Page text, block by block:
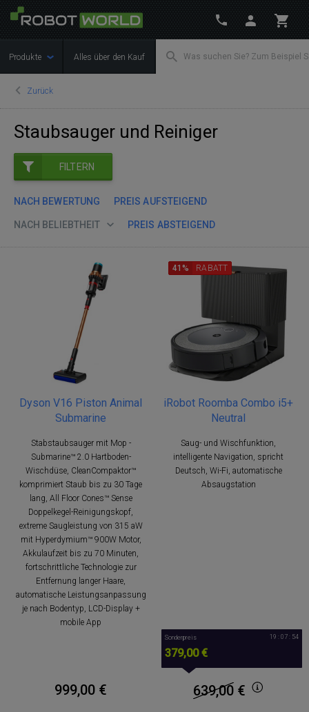
Produkte Alles über den Kauf
Zurück
Staubsauger und Reiniger
FILTERN
NACH BEWERTUNG PREIS AUFSTEIGEND
NACH BELIEBTHEIT PREIS ABSTEIGEND
Dyson V16 Piston Animal
Submarine
Stabstaubsauger mit Mop -
Submarine™ 2.0 Hartboden-
Wischdüse, CleanCompaktor™
komprimiert Staub bis zu 30 Tage
lang, All Floor Cones™ Sense
Doppelkegel-Reinigungskopf,
extreme Saugleistung von 315 aW
mit Hyperdymium™ 900W Motor,
Akkulaufzeit bis zu 70 Minuten,
fortschrittliche Technologie zur
Entfernung langer Haare,
automatische Leistungsanpassung
je nach Bodentyp, LCD-Display +
mobile App
999,00 €
iRobot Roomba Combo i5+
Neutral
Saug- und Wischfunktion,
intelligente Navigation, spricht
Deutsch, Wi-Fi, automatische
Absaugstation
41% RABATT
Sonderpreis
379,00 €
19 : 07 : 53
639,00 €